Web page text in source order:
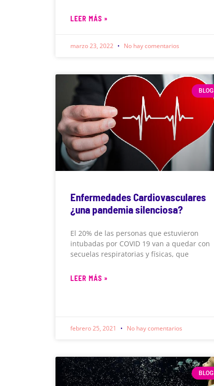
LEER MÁS »
marzo 23, 2022 No hay comentarios
BLOG
Enfermedades Cardiovasculares
¿una pandemia silenciosa?
El 20% de las personas que estuvieron
intubadas por COVID 19 van a quedar con
secuelas respiratorias y físicas, que
LEER MÁS »
febrero 25, 2021 No hay comentarios
BLOG